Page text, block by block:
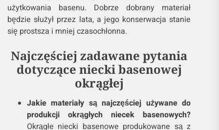
użytkowania basenu. Dobrze dobrany materiał
będzie służył przez lata, a jego konserwacja stanie
się prostsza i mniej czasochłonna.
Najczęściej zadawane pytania
dotyczące niecki basenowej
okrągłej
Jakie materiały są najczęściej używane do
produkcji okrągłych niecek basenowych?
Okrągłe niecki basenowe produkowane są z